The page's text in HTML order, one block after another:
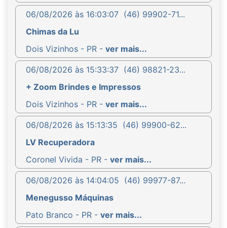
06/08/2026 às 16:03:07 (46) 99902-71...
Chimas da Lu
Dois Vizinhos - PR - ver mais...
06/08/2026 às 15:33:37 (46) 98821-23...
+ Zoom Brindes e Impressos
Dois Vizinhos - PR - ver mais...
06/08/2026 às 15:13:35 (46) 99900-62...
LV Recuperadora
Coronel Vivida - PR - ver mais...
06/08/2026 às 14:04:05 (46) 99977-87...
Menegusso Máquinas
Pato Branco - PR - ver mais...